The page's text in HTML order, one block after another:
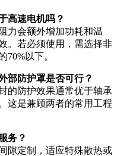
高速电机吗？
力会额外增加功耗和温
。若必须使用，需选择非
以下。
部防护罩是否可行？
的防护效果通常优于轴承
这是兼顾两者的常用工程
务？
隙定制，适应特殊散热或